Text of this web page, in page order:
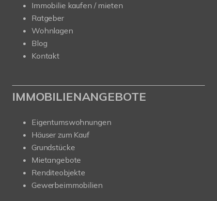
Immobilie kaufen / mieten
Ratgeber
Wohnlagen
Blog
Kontakt
IMMOBILIENANGEBOTE
Eigentumswohnungen
Häuser zum Kauf
Grundstücke
Mietangebote
Renditeobjekte
Gewerbeimmobilien